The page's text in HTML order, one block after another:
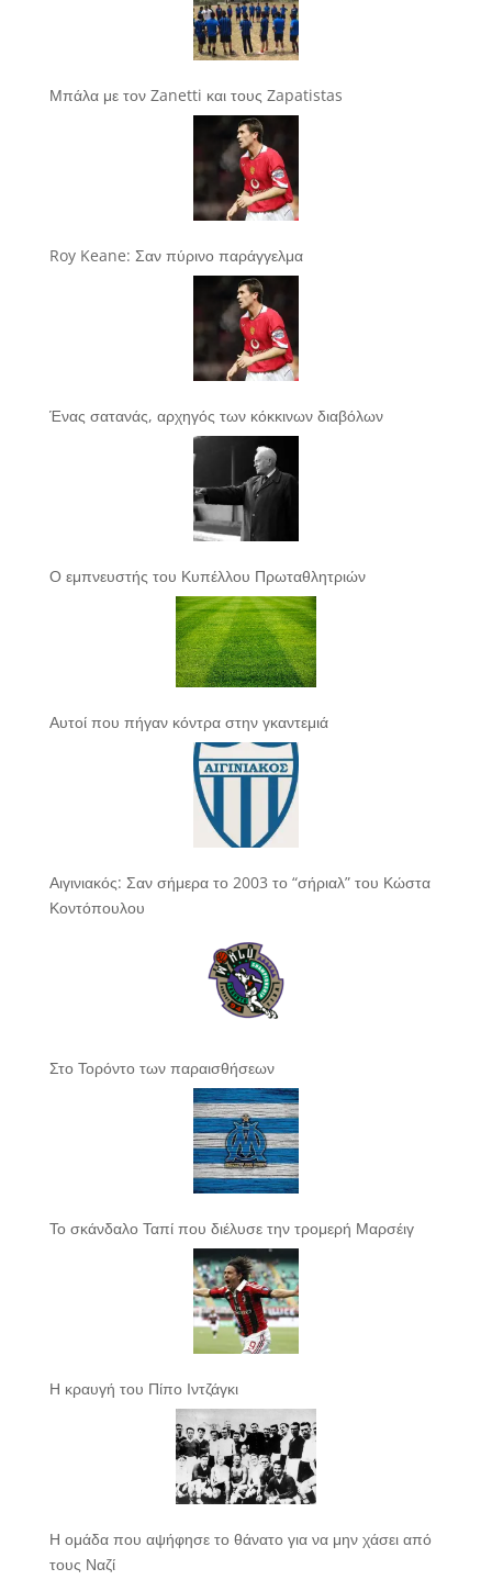
Μπάλα με τον Zanetti και τους Zapatistas
Roy Keane: Σαν πύρινο παράγγελμα
Ένας σατανάς, αρχηγός των κόκκινων διαβόλων
Ο εμπνευστής του Κυπέλλου Πρωταθλητριών
Αυτοί που πήγαν κόντρα στην γκαντεμιά
Αιγινιακός: Σαν σήμερα το 2003 το “σήριαλ” του Κώστα
Κοντόπουλου
Στο Τορόντο των παραισθήσεων
Το σκάνδαλο Ταπί που διέλυσε την τρομερή Μαρσέιγ
Η κραυγή του Πίπο Ιντζάγκι
Η ομάδα που αψήφησε το θάνατο για να μην χάσει από
τους Ναζί